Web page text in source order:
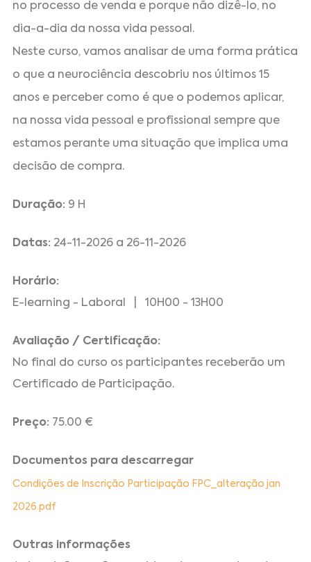
no processo de venda e porque não dizê-lo, no
dia-a-dia da nossa vida pessoal.
Neste curso, vamos analisar de uma forma prática
o que a neurociência descobriu nos últimos 15
anos e perceber como é que o podemos aplicar,
na nossa vida pessoal e profissional sempre que
estamos perante uma situação que implica uma
decisão de compra.
Duração: 9 H
Datas: 24-11-2026 a 26-11-2026
Horário:
E-learning - Laboral | 10H00 - 13H00
Avaliação / Certificação:
No final do curso os participantes receberão um
Certificado de Participação.
Preço: 75.00 €
Documentos para descarregar
Condições de Inscrição Participação FPC_alteração jan
2026.pdf
Outras informações